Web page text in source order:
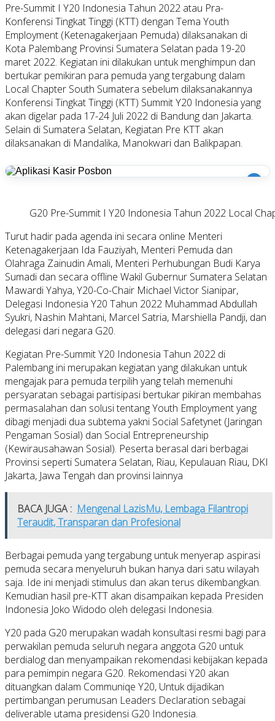
Pre-Summit I Y20 Indonesia Tahun 2022 atau Pra-
Konferensi Tingkat Tinggi (KTT) dengan Tema Youth
Employment (Ketenagakerjaan Pemuda) dilaksanakan di
Kota Palembang Provinsi Sumatera Selatan pada 19-20
maret 2022. Kegiatan ini dilakukan untuk menghimpun dan
bertukar pemikiran para pemuda yang tergabung dalam
Local Chapter South Sumatera sebelum dilaksanakannya
Konferensi Tingkat Tinggi (KTT) Summit Y20 Indonesia yang
akan digelar pada 17-24 Juli 2022 di Bandung dan Jakarta.
Selain di Sumatera Selatan, Kegiatan Pre KTT akan
dilaksanakan di Mandalika, Manokwari dan Balikpapan.
i
G20 Pre-Summit I Y20 Indonesia Tahun 2022 Local
Turut hadir pada agenda ini secara online Menteri
Ketenagakerjaan Ida Fauziyah, Menteri Pemuda dan
Olahraga Zainudin Amali, Menteri Perhubungan Budi Karya
Sumadi dan secara offline Wakil Gubernur Sumatera Selatan
Mawardi Yahya, Y20-Co-Chair Michael Victor Sianipar,
Delegasi Indonesia Y20 Tahun 2022 Muhammad Abdullah
Syukri, Nashin Mahtani, Marcel Satria, Marshiella Pandji, dan
delegasi dari negara G20.
Kegiatan Pre-Summit Y20 Indonesia Tahun 2022 di
Palembang ini merupakan kegiatan yang dilakukan untuk
mengajak para pemuda terpilih yang telah memenuhi
persyaratan sebagai partisipasi bertukar pikiran membahas
permasalahan dan solusi tentang Youth Employment yang
dibagi menjadi dua subtema yakni Social Safetynet (Jaringan
Pengaman Sosial) dan Social Entrepreneurship
(Kewirausahawan Sosial). Peserta berasal dari berbagai
Provinsi seperti Sumatera Selatan, Riau, Kepulauan Riau, DKI
Jakarta, Jawa Tengah dan provinsi lainnya
BACA JUGA : Mengenal LazisMu, Lembaga Filantropi
Teraudit, Transparan dan Profesional
Berbagai pemuda yang tergabung untuk menyerap aspirasi
pemuda secara menyeluruh bukan hanya dari satu wilayah
saja. Ide ini menjadi stimulus dan akan terus dikembangkan.
Kemudian hasil pre-KTT akan disampaikan kepada Presiden
Indonesia Joko Widodo oleh delegasi Indonesia.
Y20 pada G20 merupakan wadah konsultasi resmi bagi para
perwakilan pemuda seluruh negara anggota G20 untuk
berdialog dan menyampaikan rekomendasi kebijakan kepada
para pemimpin negara G20. Rekomendasi Y20 akan
dituangkan dalam Communiqe Y20, Untuk dijadikan
pertimbangan perumusan Leaders Declaration sebagai
deliverable utama presidensi G20 Indonesia.